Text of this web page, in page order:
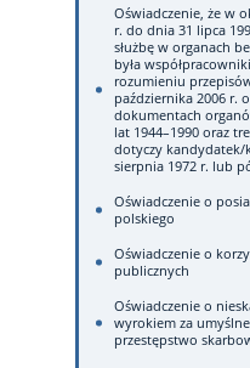
Oświadczenie, że w
r. do dnia 31 lipca
służbę w organach
była
rozumieniu
października 2006 r.
dokumentach
lat 1944–1990 oraz
dotyczy
sierpnia 1972 r. lub
Oświadczenie o
polskiego
Oświadczenie o
publicznych
Oświadczenie o
wyrokiem za
przestępstwo